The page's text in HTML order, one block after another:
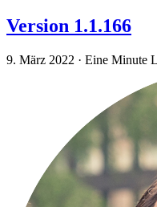
Version 1.1.166
9. März 2022 · Eine Minute